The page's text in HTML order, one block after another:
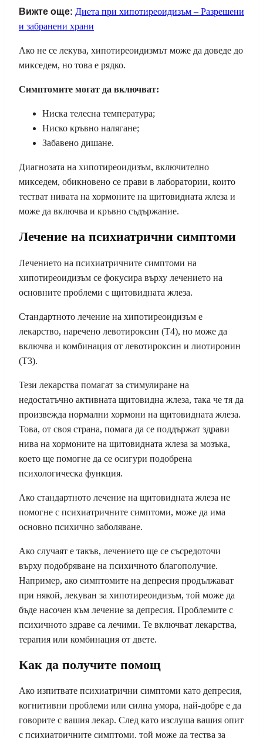
Вижте още: Диета при хипотиреоидизъм – Разрешени
и забранени храни
Ако не се лекува, хипотиреоидизмът може да доведе до
микседем, но това е рядко.
Симптомите могат да включват:
Ниска телесна температура;
Ниско кръвно налягане;
Забавено дишане.
Диагнозата на хипотиреоидизъм, включително
микседем, обикновено се прави в лаборатории, които
тестват нивата на хормоните на щитовидната жлеза и
може да включва и кръвно съдържание.
Лечение на психиатрични симптоми
Лечението на психиатричните симптоми на
хипотиреоидизъм се фокусира върху лечението на
основните проблеми с щитовидната жлеза.
Стандартното лечение на хипотиреоидизъм е
лекарство, наречено левотироксин (Т4), но може да
включва и комбинация от левотироксин и лиотиронин
(Т3).
Тези лекарства помагат за стимулиране на
недостатъчно активната щитовидна жлеза, така че тя да
произвежда нормални хормони на щитовидната жлеза.
Това, от своя страна, помага да се поддържат здрави
нива на хормоните на щитовидната жлеза за мозъка,
което ще помогне да се осигури подобрена
психологическа функция.
Ако стандартното лечение на щитовидната жлеза не
помогне с психиатричните симптоми, може да има
основно психично заболяване.
Ако случаят е такъв, лечението ще се съсредоточи
върху подобряване на психичното благополучие.
Например, ако симптомите на депресия продължават
при някой, лекуван за хипотиреоидизъм, той може да
бъде насочен към лечение за депресия. Проблемите с
психичното здраве са лечими. Те включват лекарства,
терапия или комбинация от двете.
Как да получите помощ
Ако изпитвате психиатрични симптоми като депресия,
когнитивни проблеми или силна умора, най-добре е да
говорите с вашия лекар. След като изслуша вашия опит
с психиатричните симптоми, той може да тества за